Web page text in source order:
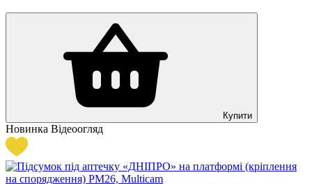
Купити
Новинка Відеоогляд